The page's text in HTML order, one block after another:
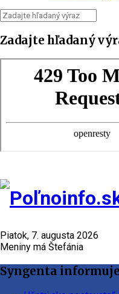
Zadajte hľadaný
Piatok, 7. augusta 2026
Meniny má Štefánia
Syngenta informuje